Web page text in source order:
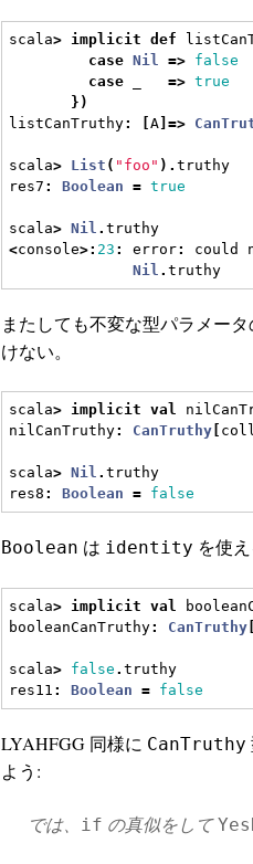
scala> implicit def
case Nil => false
case _ => true
})
listCanTruthy: [A ]=>
scala> List ( "foo" ).truthy
res7 : Boolean = true
scala> Nil .truthy
<console>: 23 : error: could
Nil .truthy
またしても不変な型パラメー
けない。
scala> implicit val
nilCanTruthy: CanTruthy
scala> Nil .truthy
res8 : Boolean = false
Boolean は identity を使
scala> implicit val
booleanCanTruthy: CanTruthy
scala> false .truthy
res11 : Boolean = false
LYAHFGG 同様に CanTruthy
よう:
では、 if の真似をして